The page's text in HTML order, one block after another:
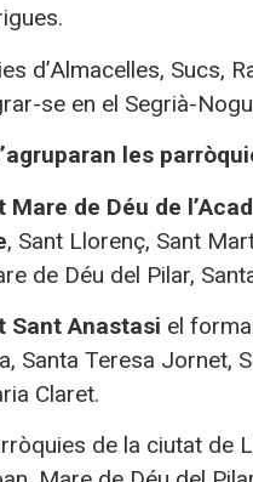
d’Almacelles, Sucs,
se en el Segrià-
les
de Déu de
, Sant Llorenç, Sant
de Déu del Pilar,
Sant Anastasi el
Santa Teresa Jornet,
Claret.
de la ciutat de